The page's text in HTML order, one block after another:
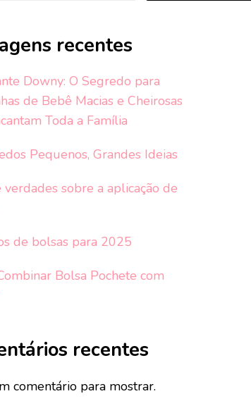
recentes
Downy: O Segredo para
de Bebê Macias e Cheirosas
Toda a Família
Pequenos, Grandes Ideias
verdades sobre a aplicação de
de bolsas para 2025
Bolsa Pochete com
recentes
comentário para mostrar.